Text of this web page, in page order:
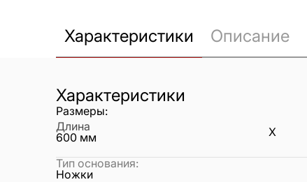
Характеристики Описание
Характеристики
Размеры:
Длина
600 мм X
Тип основания:
Ножки